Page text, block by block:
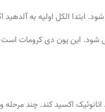
ابتدا الکل اولیه به
شود. این یون دی کرومات
اکسید کند. چند مرحله